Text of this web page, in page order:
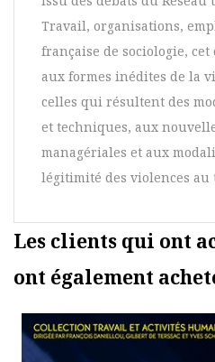
Travail, organisations,
française de sociologie, cet
aux formes inédites de la
celles qui résultent des
et techniques, aux
managériales et aux
légitimité des violences au
Les clients qui ont
ont également